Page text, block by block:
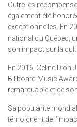
Outre les
également été
exceptionnelles. En
national du Québec,
son impact sur la
En 2016, Celine Dion
Billboard Music
remarquable et de
Sa popularité
témoignent de